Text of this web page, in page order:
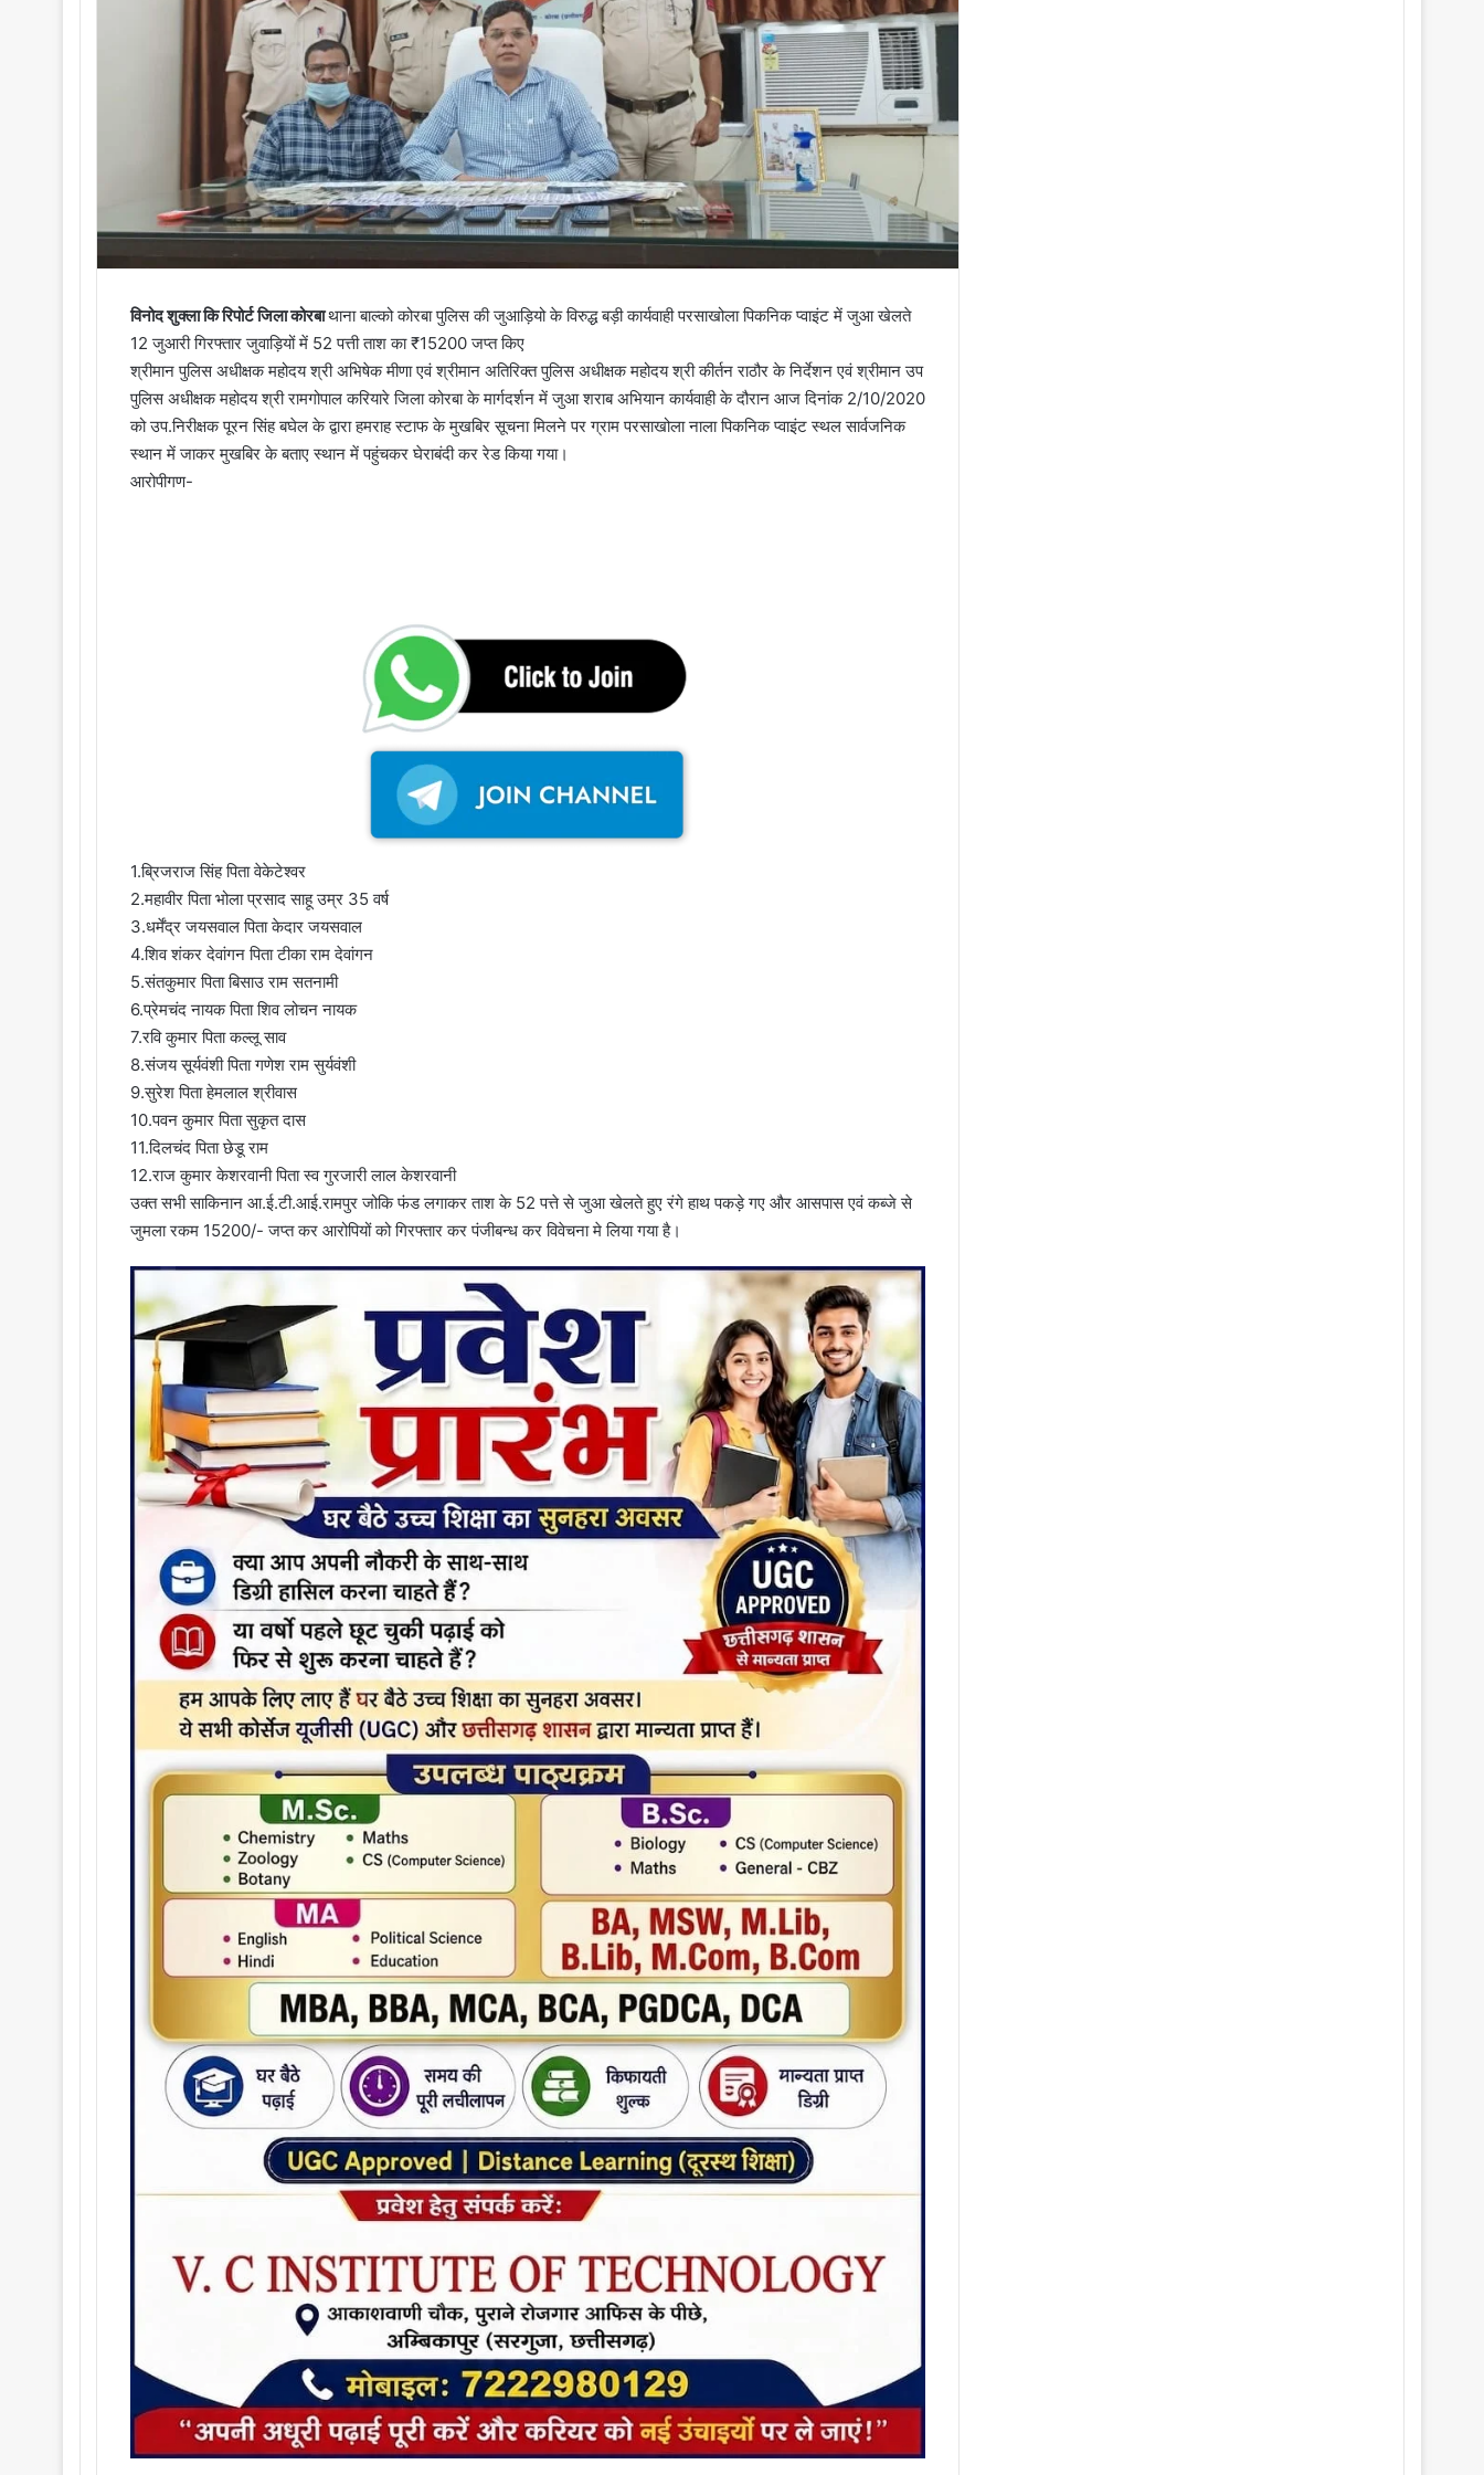
a
l
विनोद शुक्ला कि रिपोर्ट जिला कोरबाथाना बाल्को कोरबा पुलिस की जुआड़ियो के विरुद्ध बड़ी कार्यवाही परसाखोला पिकनिक प्वाइंट में जुआ खेलते
12 जुआरी गिरफ्तार जुवाड़ियों में 52 पत्ती ताश का ₹15200 जप्त किए
श्रीमान पुलिस अधीक्षक महोदय श्री अभिषेक मीणा एवं श्रीमान अतिरिक्त पुलिस अधीक्षक महोदय श्री कीर्तन राठौर के निर्देशन एवं श्रीमान उप
पुलिस अधीक्षक महोदय श्री रामगोपाल करियारे जिला कोरबा के मार्गदर्शन में जुआ शराब अभियान कार्यवाही के दौरान आज दिनांक 2/10/2020
को उप.निरीक्षक पूरन सिंह बघेल के द्वारा हमराह स्टाफ के मुखबिर सूचना मिलने पर ग्राम परसाखोला नाला पिकनिक प्वाइंट स्थल सार्वजनिक
स्थान में जाकर मुखबिर के बताए स्थान में पहुंचकर घेराबंदी कर रेड किया गया।
आरोपीगण-
1.ब्रिजराज सिंह पिता वेकेटेश्वर
2.महावीर पिता भोला प्रसाद साहू उम्र 35 वर्ष
3.धर्मेंद्र जयसवाल पिता केदार जयसवाल
4.शिव शंकर देवांगन पिता टीका राम देवांगन
5.संतकुमार पिता बिसाउ राम सतनामी
6.प्रेमचंद नायक पिता शिव लोचन नायक
7.रवि कुमार पिता कल्लू साव
8.संजय सूर्यवंशी पिता गणेश राम सुर्यवंशी
9.सुरेश पिता हेमलाल श्रीवास
10.पवन कुमार पिता सुकृत दास
11.दिलचंद पिता छेडू राम
12.राज कुमार केशरवानी पिता स्व गुरजारी लाल केशरवानी
उक्त सभी साकिनान आ.ई.टी.आई.रामपुर जोकि फंड लगाकर ताश के 52 पत्ते से जुआ खेलते हुए रंगे हाथ पकड़े गए और आसपास एवं कब्जे से
जुमला रकम 15200/- जप्त कर आरोपियों को गिरफ्तार कर पंजीबन्ध कर विवेचना मे लिया गया है।